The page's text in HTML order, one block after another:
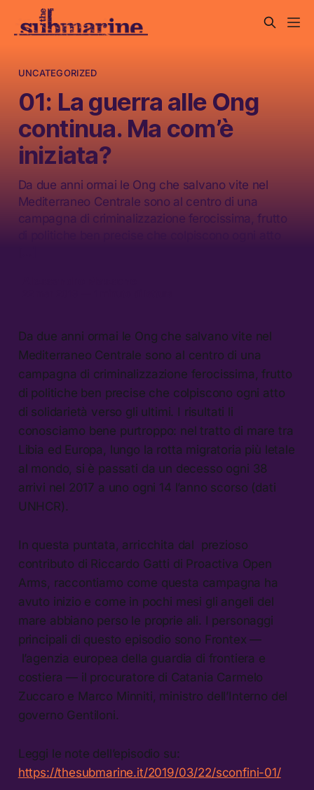
UNCATEGORIZED
01: La guerra alle Ong
continua. Ma com’è
iniziata?
Da due anni ormai le Ong che salvano vite nel
Mediterraneo Centrale sono al centro di una
campagna di criminalizzazione ferocissima, frutto
Da due anni ormai le Ong che salvano vite nel
Mediterraneo Centrale sono al centro di una
campagna di criminalizzazione ferocissima, frutto
di politiche ben precise che colpiscono ogni atto
di solidarietà verso gli ultimi. I risultati li
conosciamo bene purtroppo: nel tratto di mare tra
Libia ed Europa, lungo la rotta migratoria più letale
al mondo, si è passati da un decesso ogni 38
arrivi nel 2017 a uno ogni 14 l’anno scorso (dati
UNHCR).
In questa puntata, arricchita dal prezioso
contributo di Riccardo Gatti di Proactiva Open
Arms, raccontiamo come questa campagna ha
avuto inizio e come in pochi mesi gli angeli del
mare abbiano perso le proprie ali. I personaggi
principali di questo episodio sono Frontex —
l’agenzia europea della guardia di frontiera e
costiera — il procuratore di Catania Carmelo
Zuccaro e Marco Minniti, ministro dell’Interno del
governo Gentiloni.
Leggi le note dell’episodio su:
https://thesubmarine.it/2019/03/22/sconfini-01/